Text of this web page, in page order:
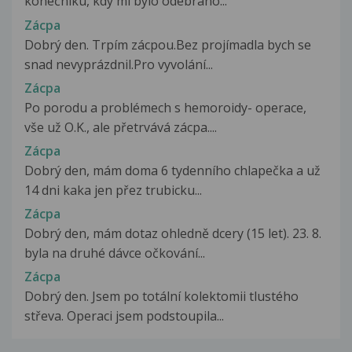
Zácpa
Dobrý den. Trpím zácpou.Bez projímadla bych se
snad nevyprázdnil.Pro vyvolání...
Zácpa
Po porodu a problémech s hemoroidy- operace,
vše už O.K., ale přetrvává zácpa....
Zácpa
Dobrý den, mám doma 6 tydenního chlapečka a už
14 dni kaka jen přez trubicku...
Zácpa
Dobrý den, mám dotaz ohledně dcery (15 let). 23. 8.
byla na druhé dávce očkování...
Zácpa
Dobrý den. Jsem po totální kolektomii tlustého
střeva. Operaci jsem podstoupila...